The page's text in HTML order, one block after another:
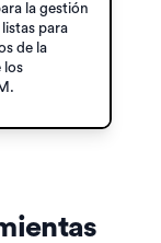
la gestión
para
de la
los